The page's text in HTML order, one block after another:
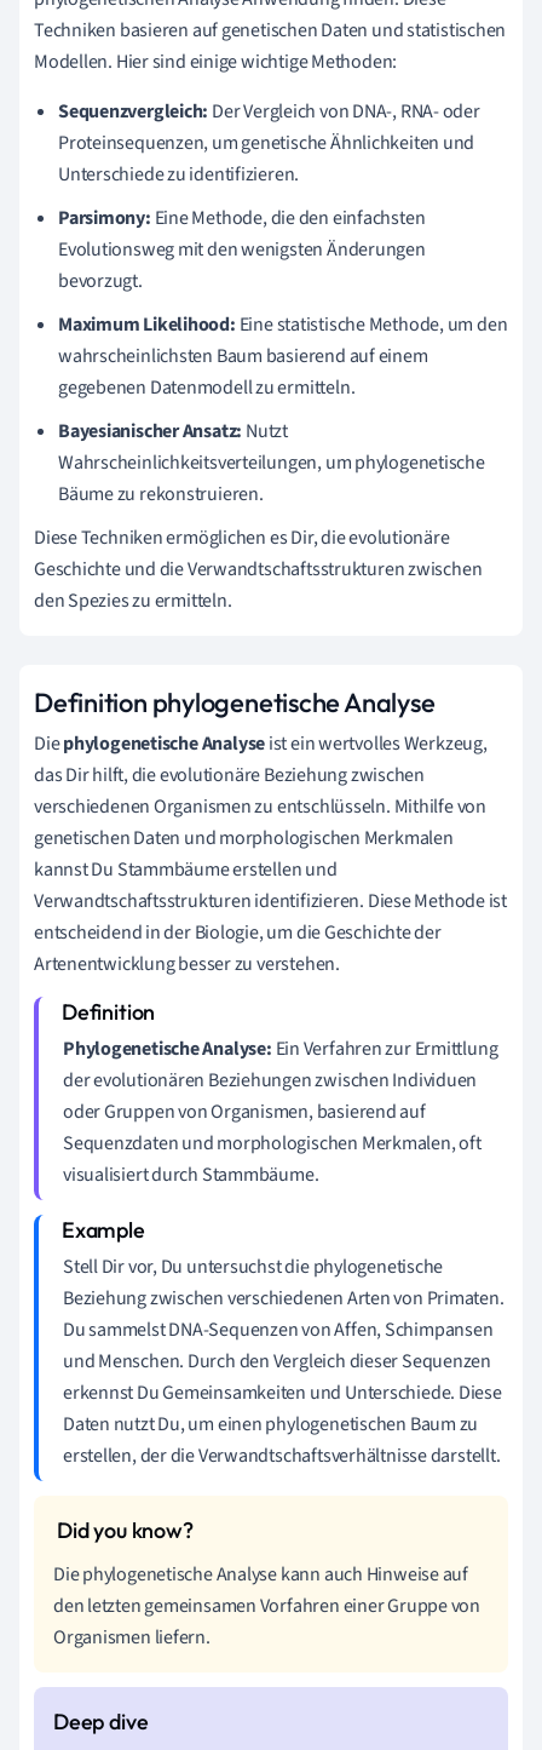
Techniken basieren auf genetischen Daten und statistischen
Modellen. Hier sind einige wichtige Methoden:
Sequenzvergleich: Der Vergleich von DNA-, RNA- oder
Proteinsequenzen, um genetische Ähnlichkeiten und
Unterschiede zu identifizieren.
Parsimony: Eine Methode, die den einfachsten
Evolutionsweg mit den wenigsten Änderungen
bevorzugt.
Maximum Likelihood: Eine statistische Methode, um den
wahrscheinlichsten Baum basierend auf einem
gegebenen Datenmodell zu ermitteln.
Bayesianischer Ansatz: Nutzt
Wahrscheinlichkeitsverteilungen, um phylogenetische
Bäume zu rekonstruieren.
Diese Techniken ermöglichen es Dir, die evolutionäre
Geschichte und die Verwandtschaftsstrukturen zwischen
den Spezies zu ermitteln.
Definition phylogenetische Analyse
Diephylogenetische Analyseist ein wertvolles Werkzeug,
das Dir hilft, die evolutionäre Beziehung zwischen
verschiedenen Organismen zu entschlüsseln. Mithilfe von
genetischen Daten und morphologischen Merkmalen
kannst Du Stammbäume erstellen und
Verwandtschaftsstrukturen identifizieren. Diese Methode ist
entscheidend in der Biologie, um die Geschichte der
Artenentwicklung besser zu verstehen.
Phylogenetische Analyse: Ein Verfahren zur Ermittlung
der evolutionären Beziehungen zwischen Individuen
oder Gruppen von Organismen, basierend auf
Sequenzdaten und morphologischen Merkmalen, oft
visualisiert durch Stammbäume.
Stell Dir vor, Du untersuchst die phylogenetische
Beziehung zwischen verschiedenen Arten von Primaten.
Du sammelst DNA-Sequenzen von Affen, Schimpansen
und Menschen. Durch den Vergleich dieser Sequenzen
erkennst Du Gemeinsamkeiten und Unterschiede. Diese
Daten nutzt Du, um einen phylogenetischen Baum zu
erstellen, der die Verwandtschaftsverhältnisse darstellt.
Die phylogenetische Analyse kann auch Hinweise auf
den letzten gemeinsamen Vorfahren einer Gruppe von
Organismen liefern.